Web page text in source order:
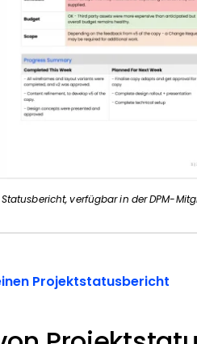
verfügbar in der DPM-
Projektstatusbericht